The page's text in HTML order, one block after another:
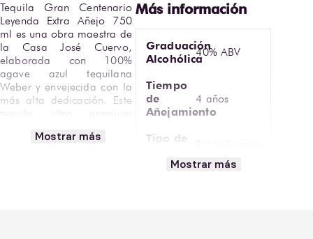
Tequila Gran Centenario
Leyenda Extra Añejo 750
ml es una obra maestra de
la Casa José Cuervo,
elaborada con 100%
agave azul tequilana
Weber y envejecida con la
más alta dedicación. Este
arte tequilero,
Mostrar más
Graduación
Alcohólica40% ABV
Tiempo
de
Añejamiento
4 años
Tipo de
Mostrar más